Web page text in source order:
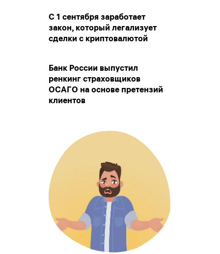
С 1 сентября заработает
закон, который легализует
сделки с криптовалютой
Банк России выпустил
ренкинг страховщиков
ОСАГО на основе претензий
клиентов